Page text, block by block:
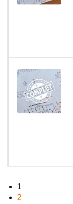
1
2